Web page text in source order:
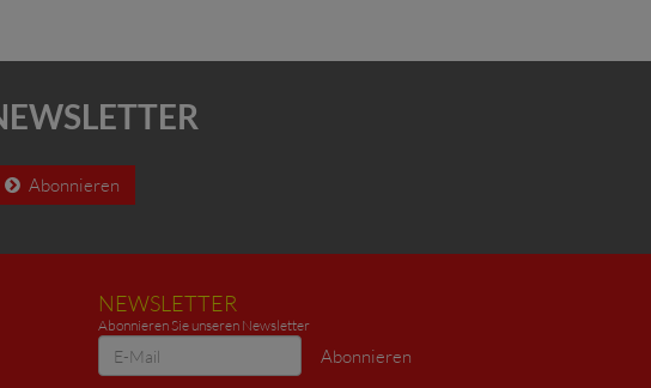
Abonnieren
NEWSLETTER
Abonnieren Sie unseren Newsletter
Newsletter Abonnieren